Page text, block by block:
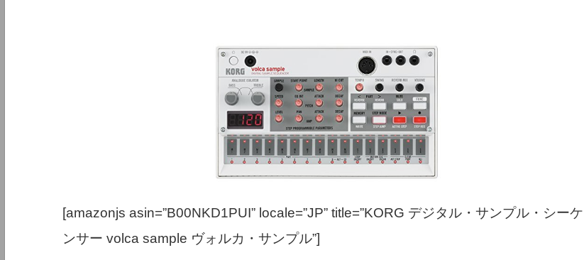
[amazonjs asin=”B00NKD1PUI” locale=”JP” title=”KORG デジタル・サンプル・シーケ
ンサー volca sample ヴォルカ・サンプル”]